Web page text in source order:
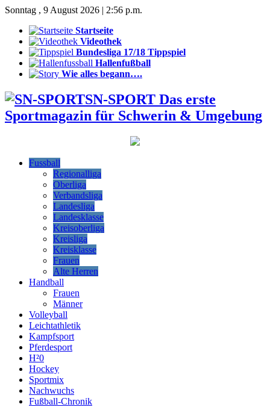
Sonntag , 9 August 2026 | 2:56 p.m.
Startseite
Videothek
Bundesliga 17/18 Tippspiel
Hallenfußball
Wie alles begann….
SN-SPORT Das erste
Sportmagazin für Schwerin & Umgebung
Fussball
Regionalliga
Oberliga
Verbandsliga
Landesliga
Landesklasse
Kreisoberliga
Kreisliga
Kreisklasse
Frauen
Alte Herren
Handball
Frauen
Männer
Volleyball
Leichtathletik
Kampfsport
Pferdesport
H²0
Hockey
Sportmix
Nachwuchs
Fußball-Chronik